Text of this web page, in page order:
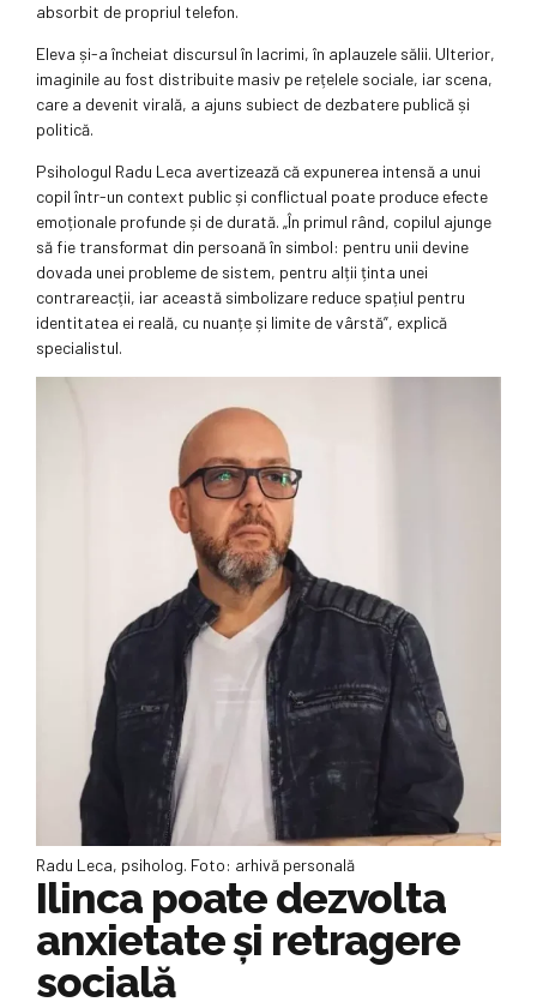
absorbit de propriul telefon.
Eleva și-a încheiat discursul în lacrimi, în aplauzele sălii. Ulterior,
imaginile au fost distribuite masiv pe rețelele sociale, iar scena,
care a devenit virală, a ajuns subiect de dezbatere publică și
politică.
Psihologul Radu Leca avertizează că expunerea intensă a unui
copil într-un context public și conflictual poate produce efecte
emoționale profunde și de durată. „În primul rând, copilul ajunge
să fie transformat din persoană în simbol: pentru unii devine
dovada unei probleme de sistem, pentru alții ținta unei
contrareacții, iar această simbolizare reduce spațiul pentru
identitatea ei reală, cu nuanțe și limite de vârstă”, explică
specialistul.
Radu Leca, psiholog. Foto: arhivă personală
Ilinca poate dezvolta
anxietate și retragere
socială